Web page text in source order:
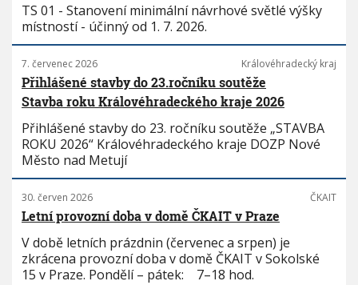
TS 01 - Stanovení minimální návrhové světlé výšky
místností - účinný od 1. 7. 2026.
7. červenec 2026 Královéhradecký kraj
Přihlášené stavby do 23.ročníku soutěže
Stavba roku Královéhradeckého kraje 2026
Přihlášené stavby do 23. ročníku soutěže „STAVBA
ROKU 2026“ Královéhradeckého kraje DOZP Nové
Město nad Metují
30. červen 2026 ČKAIT
Letní provozní doba v domě ČKAIT v Praze
V době letních prázdnin (červenec a srpen) je
zkrácena provozní doba v domě ČKAIT v Sokolské
15 v Praze. Pondělí – pátek: 7–18 hod.